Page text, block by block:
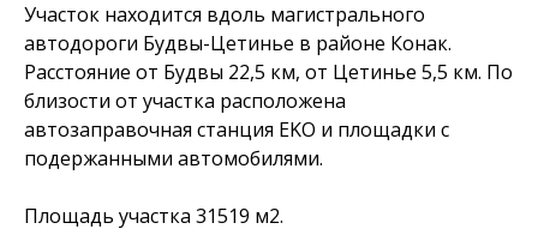
Участок находится вдоль магистрального
автодороги Будвы-Цетинье в районе Конак.
Расстояние от Будвы 22,5 км, от Цетинье 5,5 км. По
близости от участка расположена
автозаправочная станция EKO и площадки с
подержанными автомобилями.
Площадь участка 31519 м2.